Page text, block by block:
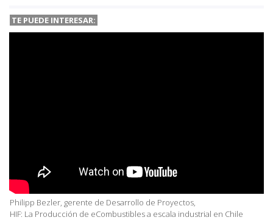
TE PUEDE INTERESAR:
Philipp Bezler, gerente de Desarrollo de Proyectos,
HIF: La Producción de eCombustibles a escala industrial en Chile